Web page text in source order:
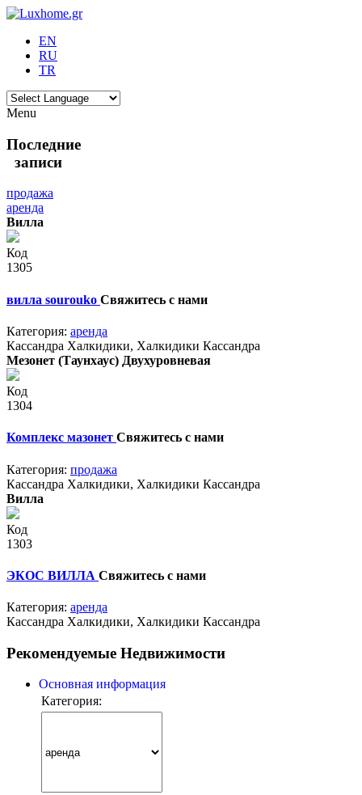
EN
RU
TR
Menu
Последние
записи
продажа
аренда
Вилла
Код
1305
вилла sourouko Свяжитесь с нами
Категория: аренда
Кассандра Халкидики, Халкидики Кассандра
Мезонет (Таунхаус) Двухуровневая
Код
1304
Комплекс мазонет Свяжитесь с нами
Категория: продажа
Кассандра Халкидики, Халкидики Кассандра
Вилла
Код
1303
ЭКОС ВИЛЛА Свяжитесь с нами
Категория: аренда
Кассандра Халкидики, Халкидики Кассандра
Рекомендуемые Недвижимости
Основная информация
Категория: